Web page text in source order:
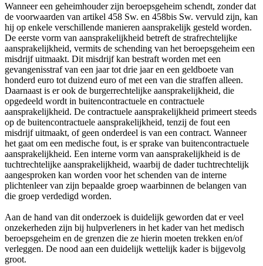
Wanneer een geheimhouder zijn beroepsgeheim schendt, zonder dat
de voorwaarden van artikel 458 Sw. en 458bis Sw. vervuld zijn, kan
hij op enkele verschillende manieren aansprakelijk gesteld worden.
De eerste vorm van aansprakelijkheid betreft de strafrechtelijke
aansprakelijkheid, vermits de schending van het beroepsgeheim een
misdrijf uitmaakt. Dit misdrijf kan bestraft worden met een
gevangenisstraf van een jaar tot drie jaar en een geldboete van
honderd euro tot duizend euro of met een van die straffen alleen.
Daarnaast is er ook de burgerrechtelijke aansprakelijkheid, die
opgedeeld wordt in buitencontractuele en contractuele
aansprakelijkheid. De contractuele aansprakelijkheid primeert steeds
op de buitencontractuele aansprakelijkheid, tenzij de fout een
misdrijf uitmaakt, of geen onderdeel is van een contract. Wanneer
het gaat om een medische fout, is er sprake van buitencontractuele
aansprakelijkheid. Een interne vorm van aansprakelijkheid is de
tuchtrechtelijke aansprakelijkheid, waarbij de dader tuchtrechtelijk
aangesproken kan worden voor het schenden van de interne
plichtenleer van zijn bepaalde groep waarbinnen de belangen van
die groep verdedigd worden.
Aan de hand van dit onderzoek is duidelijk geworden dat er veel
onzekerheden zijn bij hulpverleners in het kader van het medisch
beroepsgeheim en de grenzen die ze hierin moeten trekken en/of
verleggen. De nood aan een duidelijk wettelijk kader is bijgevolg
groot.